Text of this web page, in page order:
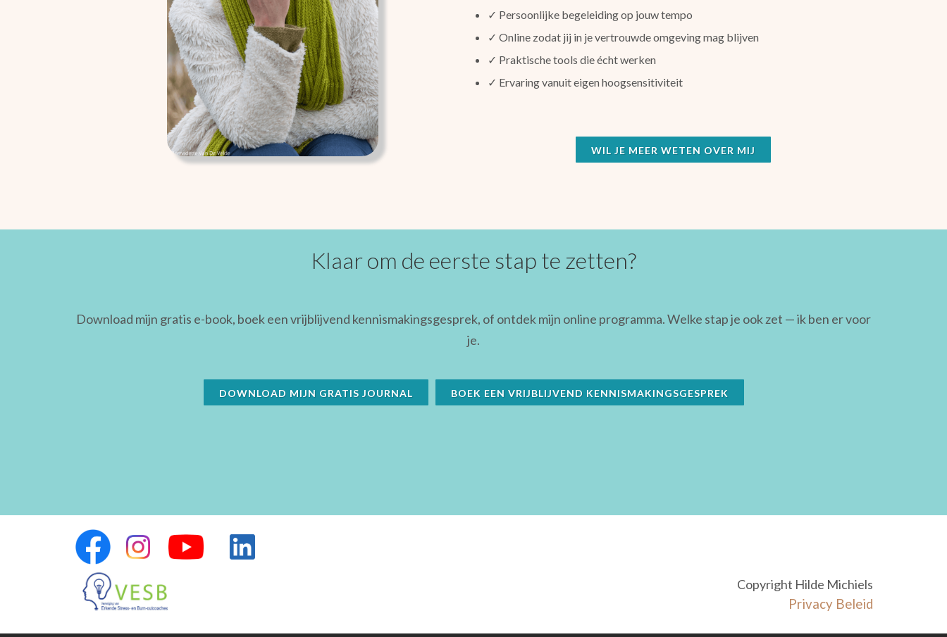
✓ Persoonlijke begeleiding op jouw tempo
✓ Online zodat jij in je vertrouwde omgeving mag blijven
✓ Praktische tools die écht werken
✓ Ervaring vanuit eigen hoogsensitiviteit
WIL JE MEER WETEN OVER MIJ
Klaar om de eerste stap te zetten?
Download mijn gratis e-book, boek een vrijblijvend kennismakingsgesprek, of ontdek mijn online programma. Welke stap je ook zet — ik ben er voor
je.
DOWNLOAD MIJN GRATIS JOURNAL BOEK EEN VRIJBLIJVEND KENNISMAKINGSGESPREK
Copyright Hilde Michiels
Privacy Beleid